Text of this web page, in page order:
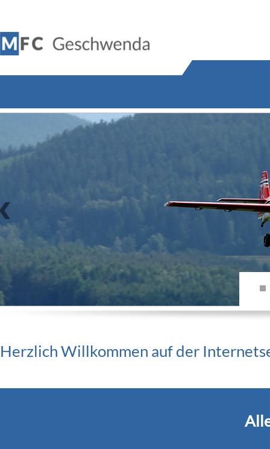
Herzlich Willkommen auf der